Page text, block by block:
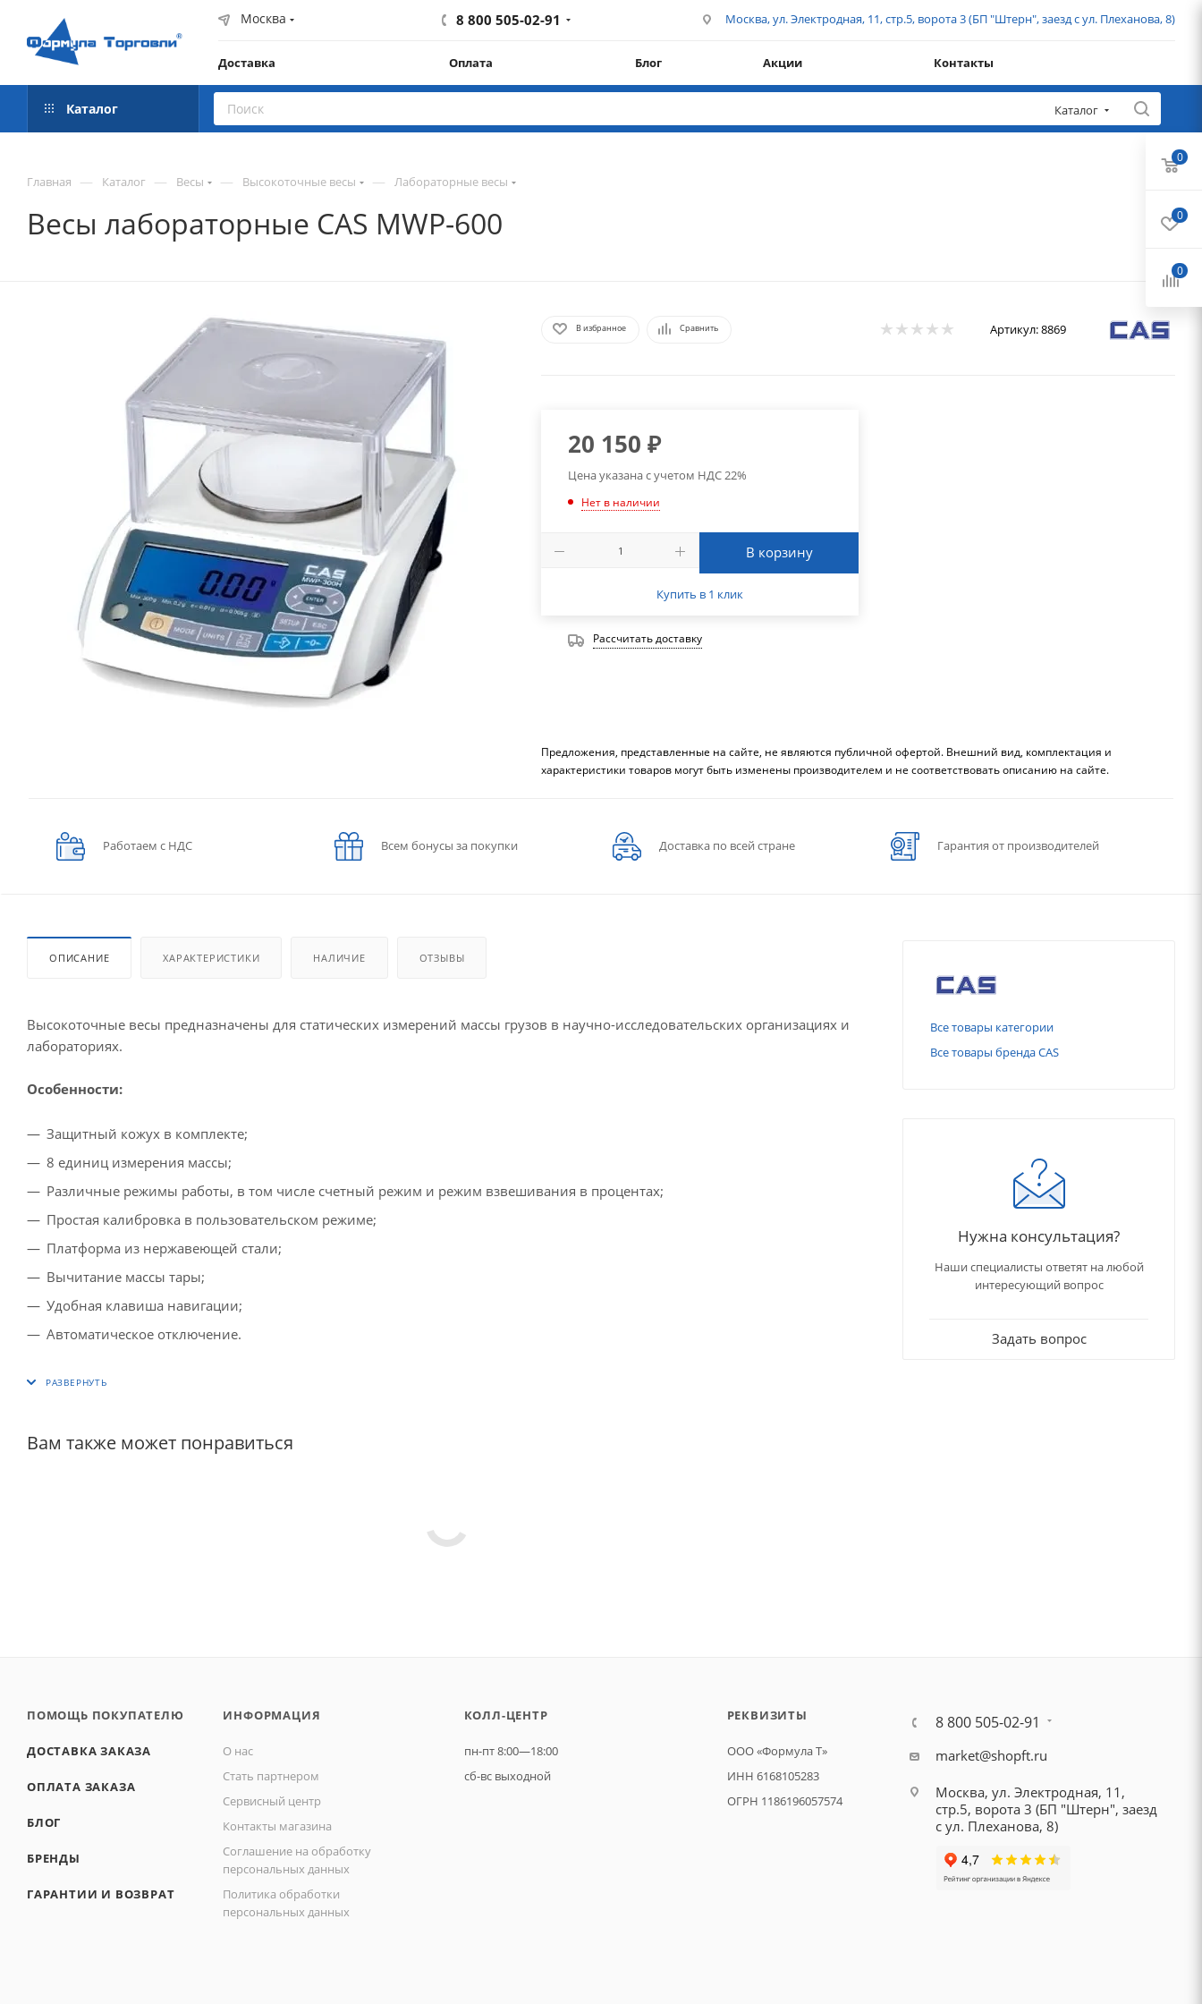
Москва 8 800 505-02-91 Москва, ул. Электродная, 11, стр.5, ворота 3 (БП "Штерн", заезд с ул. Плеханова, 8)
Доставка Оплата Блог Акции Контакты
Каталог Каталог
Главная — Каталог — Весы — Высокоточные весы — Лабораторные весы
Весы лабораторные CAS MWP-600
В избранное Сравнить Артикул:8869
20 150 ₽
Цена указана с учетом НДС 22%
Нет в наличии
В корзину
Купить в 1 клик
Рассчитать доставку
Предложения, представленные на сайте, не являются публичной офертой. Внешний вид, комплектация и
характеристики товаров могут быть изменены производителем и не соответствовать описанию на сайте.
Работаем с НДС Всем бонусы за покупки Доставка по всей стране Гарантия от производителей
ОПИСАНИЕ ХАРАКТЕРИСТИКИ НАЛИЧИЕ ОТЗЫВЫ
Высокоточные весы предназначены для статических измерений массы грузов в научно-исследовательских организациях и
лабораториях.
Особенности:
Защитный кожух в комплекте;
8 единиц измерения массы;
Различные режимы работы, в том числе счетный режим и режим взвешивания в процентах;
Простая калибровка в пользовательском режиме;
Платформа из нержавеющей стали;
Вычитание массы тары;
Удобная клавиша навигации;
Автоматическое отключение.
Вам также может понравиться
Все товары категории
Все товары бренда CAS
Нужна консультация?
Наши специалисты ответят на любой
интересующий вопрос
Задать вопрос
ПОМОЩЬ ПОКУПАТЕЛЮ
ДОСТАВКА ЗАКАЗА
ОПЛАТА ЗАКАЗА
БЛОГ
БРЕНДЫ
ГАРАНТИИ И ВОЗВРАТ
ИНФОРМАЦИЯ
О нас
Стать партнером
Сервисный центр
Контакты магазина
Соглашение на обработку
персональных данных
Политика обработки
персональных данных
КОЛЛ-ЦЕНТР
пн-пт 8:00—18:00
сб-вс выходной
РЕКВИЗИТЫ
ООО «Формула Т»
ИНН 6168105283
ОГРН 1186196057574
8 800 505-02-91
market@shopft.ru
Москва, ул. Электродная, 11,
стр.5, ворота 3 (БП "Штерн", заезд
с ул. Плеханова, 8)
0
0
0